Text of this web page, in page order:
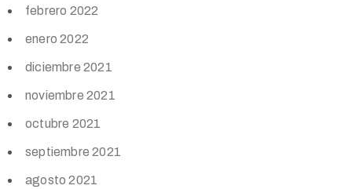
febrero 2022
enero 2022
diciembre 2021
noviembre 2021
octubre 2021
septiembre 2021
agosto 2021